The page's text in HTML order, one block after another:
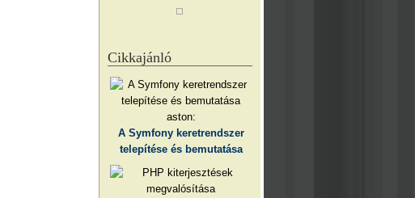
Cikkajánló
aston:
A Symfony keretrendszer
telepítése és bemutatása